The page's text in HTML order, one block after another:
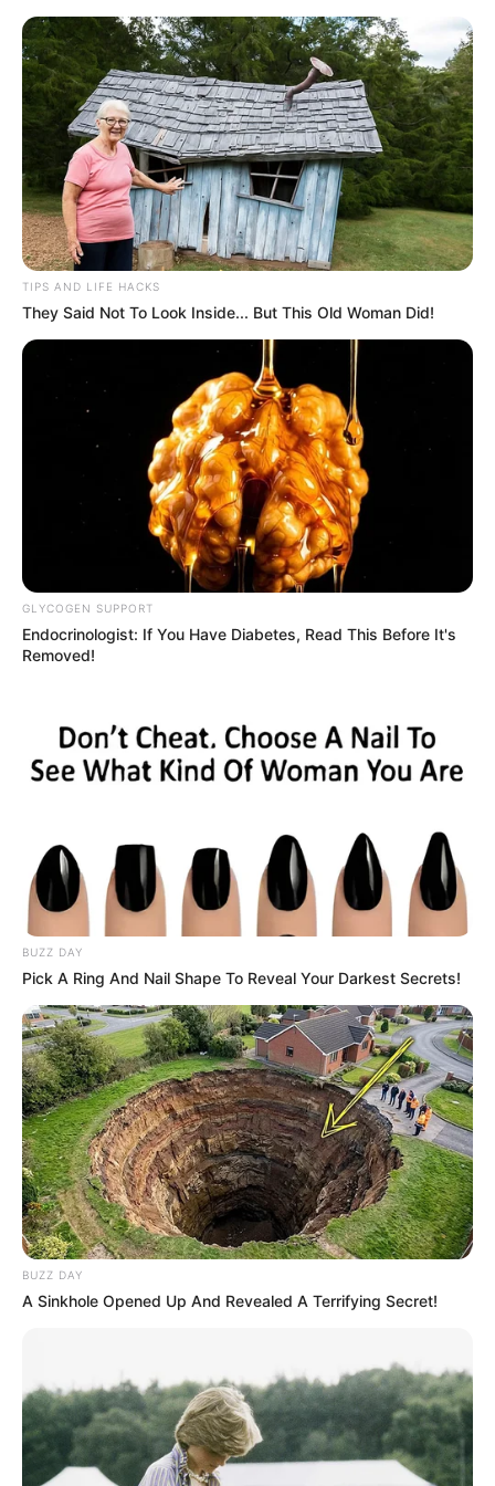
HOME
INSPIRASI
STYLE
FILM &
SERIES
NGAKAK
QUOTES
HYPE
MORE
Reza Darmawangsa
TIPS AND LIFE HACKS
They Said Not To Look Inside... But This Old Woman Did!
GLYCOGEN SUPPORT
Endocrinologist: If You Have Diabetes, Read This Before It's
Removed!
BUZZ DAY
Pick A Ring And Nail Shape To Reveal Your Darkest Secrets!
BUZZ DAY
A Sinkhole Opened Up And Revealed A Terrifying Secret!